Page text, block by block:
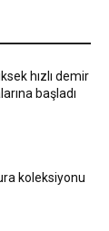
hızlı demir
başladı
koleksiyonu